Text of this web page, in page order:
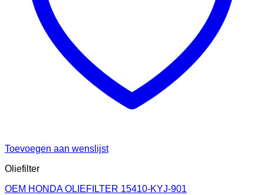
Toevoegen aan wenslijst
Oliefilter
OEM HONDA OLIEFILTER 15410-KYJ-901